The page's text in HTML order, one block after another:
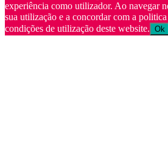
experiência como utilizador. Ao navegar
sua utilização e a concordar com a
condições de utilização deste website. Ok